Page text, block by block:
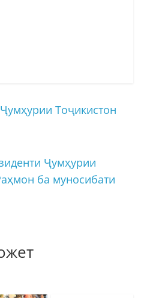
Тоҷикистон
Ҷумҳурии
ба муносибати